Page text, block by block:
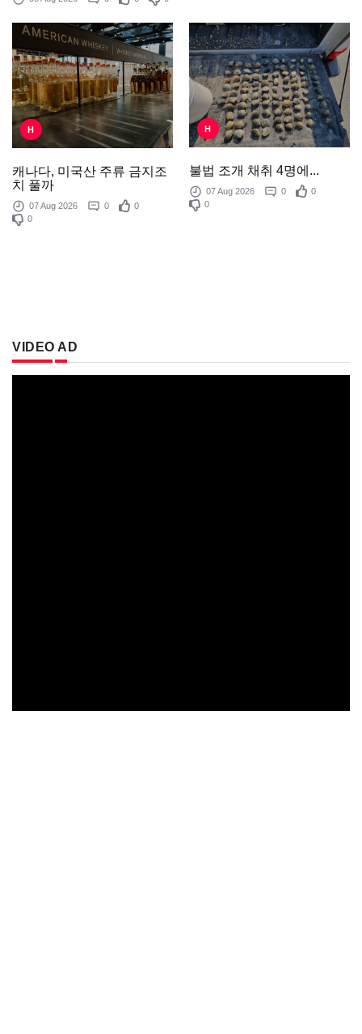
H
캐나다, 미국산 주류 금지조
치 풀까
07 Aug 2026 0
0
0
H
불법 조개 채취 4명에...
07 Aug 2026 0
0
0
VIDEO AD